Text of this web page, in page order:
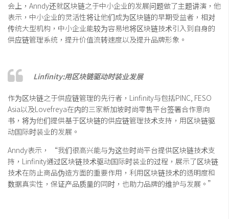
会上，Anndy还就区块链之于中小企业的发展问题做了主题讲演，他
表示，中小企业的灵活性将让他们成为区块链的早期受益者，相对
传统大型机构，中小企业能较为容易地将区块链技术引入到自身的
供应链管理系统，提升价值流转速度以及提升品牌形象。
Linfinity:用区块链驱动时装业发展
作为区块链之于供应链管理的先行者，Linfinity与包括PINC, FESO
Asia以及Lovefreya在内的三家新加坡时尚零售平台签署合作意向
书，将为他们提供基于区块链的供应链管理技术支持，用区块链驱
动国际时装业的发展。
Anndy表示， “我们很高兴能与为这些时尚平台提供区块链技术支
持，Linfinity通过区块链技术驱动国际时装业的过程，展示了区块链
技术在防止商品伪造方面的重要作用，利用区块链技术的透明度和
数据真实性，保证产品质量的同时，也助力品牌的维护与发展。”